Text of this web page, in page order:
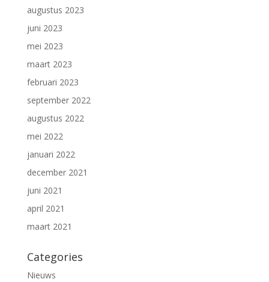
augustus 2023
juni 2023
mei 2023
maart 2023
februari 2023
september 2022
augustus 2022
mei 2022
januari 2022
december 2021
juni 2021
april 2021
maart 2021
Categories
Nieuws